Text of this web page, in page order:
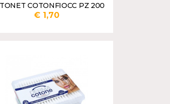
COTONFIOCC PZ 200
€ 1,70